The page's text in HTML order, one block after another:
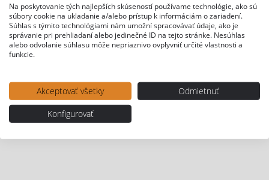
Na poskytovanie tých najlepších skúseností používame technológie, ako sú
súbory cookie na ukladanie a/alebo prístup k informáciám o zariadení.
Súhlas s týmito technológiami nám umožní spracovávať údaje, ako je
správanie pri prehliadaní alebo jedinečné ID na tejto stránke. Nesúhlas
alebo odvolanie súhlasu môže nepriaznivo ovplyvniť určité vlastnosti a
funkcie.
Akceptovať všetky
Odmietnuť
Konfigurovať